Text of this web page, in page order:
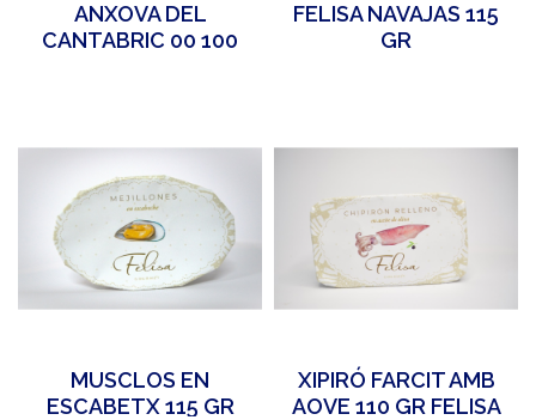
ANXOVA DEL
CANTABRIC 00 100
FELISA NAVAJAS 115
GR
MUSCLOS EN
ESCABETX 115 GR
XIPIRÓ FARCIT AMB
AOVE 110 GR FELISA